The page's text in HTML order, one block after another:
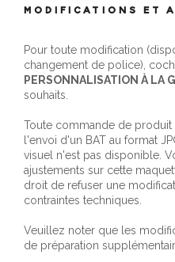
MODIFICATIONS ET
Pour toute modification
changement de police),
PERSONNALISATION À LA
souhaits.
Toute commande de produit
l'envoi d'un BAT au format
visuel n'est pas disponible.
ajustements sur cette
droit de refuser une
contraintes techniques.
Veuillez noter que les
de préparation